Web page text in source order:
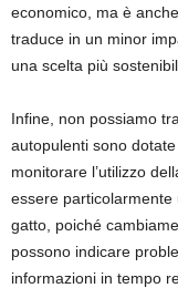
economico, ma è
traduce in un minor
una scelta più
Infine, non possiamo
autopulenti sono
monitorare l’utilizzo
essere
gatto, poiché
possono indicare
informazioni in tempo